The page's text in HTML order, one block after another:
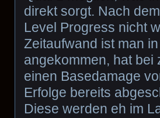
direkt sorgt. Nach
Level Progress nicht
Zeitaufwand ist man
angekommen, hat bei
einen Basedamage
Erfolge bereits
Diese werden eh im